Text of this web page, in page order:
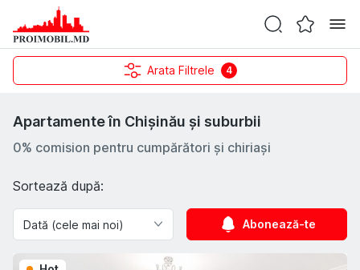
Arata Filtrele 4
Apartamente în Chișinău și suburbii
0% comision pentru cumpărători și chiriași
Sortează după:
Abonează-te